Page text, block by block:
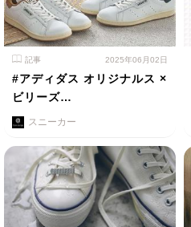
記事 2025年06月02日
#アディダス オリジナルス ×
ビリーズ…
スニーカー